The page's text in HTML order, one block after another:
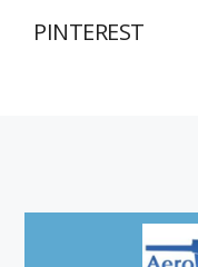
PINTEREST